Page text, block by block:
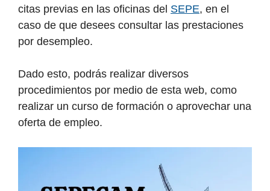
citas previas en las oficinas del SEPE, en el
caso de que desees consultar las prestaciones
por desempleo.
Dado esto, podrás realizar diversos
procedimientos por medio de esta web, como
realizar un curso de formación o aprovechar una
oferta de empleo.